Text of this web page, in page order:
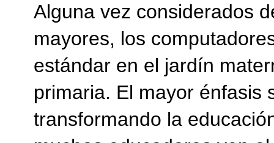
Alguna vez considerados
mayores, los
estándar en el jardín
primaria. El mayor énfasis
transformando la